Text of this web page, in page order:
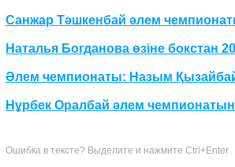
Санжар Тәшкенбай әлем
Наталья Богданова өзіне бокстан
Әлем чемпионаты: Назым
Нұрбек Оралбай әлем
Ошибка в тексте? Выделите и нажмите Ctrl+Enter